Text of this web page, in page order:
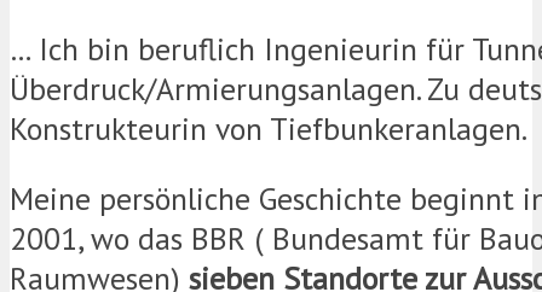
… Ich bin beruflich Ingenieurin für
Überdruck/Armierungsanlagen. Zu
Konstrukteurin von Tiefbunkeranlagen.
Meine persönliche Geschichte beginnt
2001, wo das BBR ( Bundesamt für
Raumwesen) sieben Standorte zur